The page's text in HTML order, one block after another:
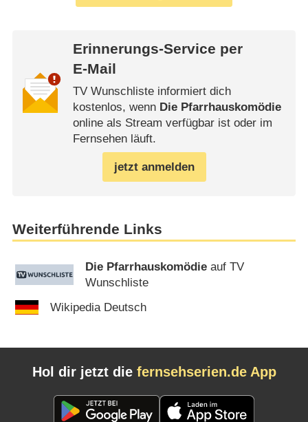
Erinnerungs-Service per
E-Mail
TV Wunschliste informiert dich
kostenlos, wenn Die Pfarrhauskomödie
online als Stream verfügbar ist oder im
Fernsehen läuft.
jetzt anmelden
Weiterführende Links
Die Pfarrhauskomödie auf TV
Wunschliste
Wikipedia Deutsch
Hol dir jetzt die fernsehserien.de App